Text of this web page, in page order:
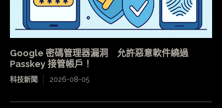
Google 密碼管理器漏洞 允許惡意軟件繞過
Passkey 接管帳戶！
科技新聞 2026-08-05